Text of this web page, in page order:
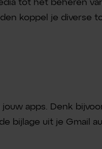
tot het beheren
koppel je diverse
apps. Denk
bijlage uit je Gmail